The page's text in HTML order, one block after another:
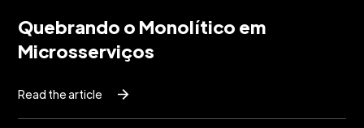
Quebrando o Monolítico em
Microsserviços
Read the article